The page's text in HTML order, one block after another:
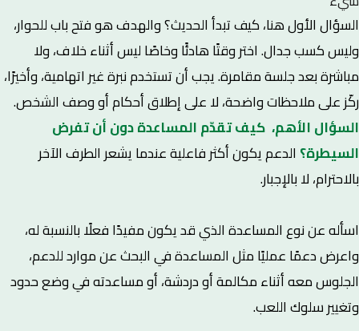
السؤال الأول هنا، كيف تبدأ الحديث؟ والهدف هو فتح باب للحوار،
وليس كسب جدال. اختر وقتًا هادئًا وخاصًا ليس أثناء خلاف، ولا
مباشرة بعد جلسة مقامرة. يجب أن تستخدم نبرة غير اتهامية، وأخيرًا،
ركّز على ملاحظات واضحة، لا على إطلاق أحكام أو وصف الشخص.
السؤال الأهم، كيف تقدّم المساعدة دون أن تفرض
السيطرة؟ الدعم يكون أكثر فاعلية عندما يشعر الطرف الآخر
بالاحترام، لا بالإجبار.
اسأله عن نوع المساعدة الذي قد يكون مفيدًا فعلًا بالنسبة له،
واعرض دعمًا عمليًا مثل المساعدة في البحث عن موارد للدعم،
الجلوس معه أثناء مكالمة أو دردشة، أو مساعدته في وضع حدود
وتغيير سلوك اللعب.